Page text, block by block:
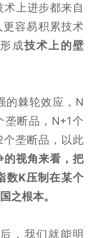
上进步都来自
更容易积累技术
成技术上的壁
的棘轮效应，N
垄断品，N+1个
垄断品，以此
的视角来看，把
数K压制在某个
之根本。
，我们就能明